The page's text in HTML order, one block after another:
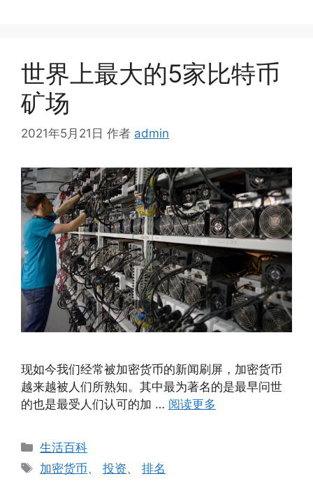
世界上最大的5家比特币
矿场
2021年5月21日 作者 admin
现如今我们经常被加密货币的新闻刷屏，加密货币
越来越被人们所熟知。其中最为著名的是最早问世
的也是最受人们认可的加 … 阅读更多
分
类
生活百科
标
加密货币、投资、排名